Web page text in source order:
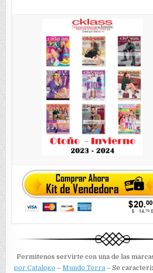
Permitenos servirte con una de las
por Catalogo – Mundo Terra – Se